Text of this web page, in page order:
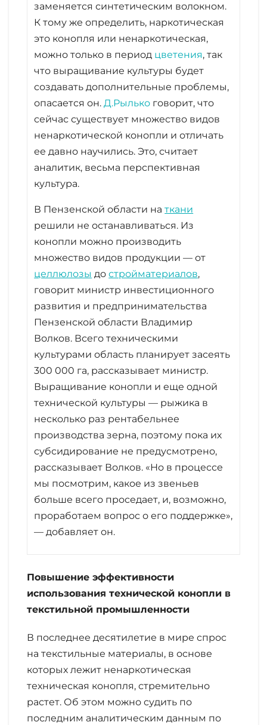
заменяется синтетическим волокном.
К тому же определить, наркотическая
это конопля или ненаркотическая,
можно только в период цветения, так
что выращивание культуры будет
создавать дополнительные проблемы,
опасается он.Д.Рылько говорит, что
сейчас существует множество видов
ненаркотической конопли и отличать
ее давно научились. Это, считает
аналитик, весьма перспективная
культура.
В Пензенской области наткани
решили не останавливаться. Из
конопли можно производить
множество видов продукции — от
целлюлозы достройматериалов,
говорит министр инвестиционного
развития и предпринимательства
Пензенской области Владимир
Волков. Всего техническими
культурами область планирует засеять
300 000 га, рассказывает министр.
Выращивание конопли и еще одной
технической культуры — рыжика в
несколько раз рентабельнее
производства зерна, поэтому пока их
субсидирование не предусмотрено,
рассказывает Волков. «Но в процессе
мы посмотрим, какое из звеньев
больше всего проседает, и, возможно,
проработаем вопрос о его поддержке»,
— добавляет он.
Повышение эффективности
использования технической конопли в
текстильной промышленности
В последнее десятилетие в мире спрос
на текстильные материалы, в основе
которых лежит ненаркотическая
техническая конопля, стремительно
растет. Об этом можно судить по
последним аналитическим данным по